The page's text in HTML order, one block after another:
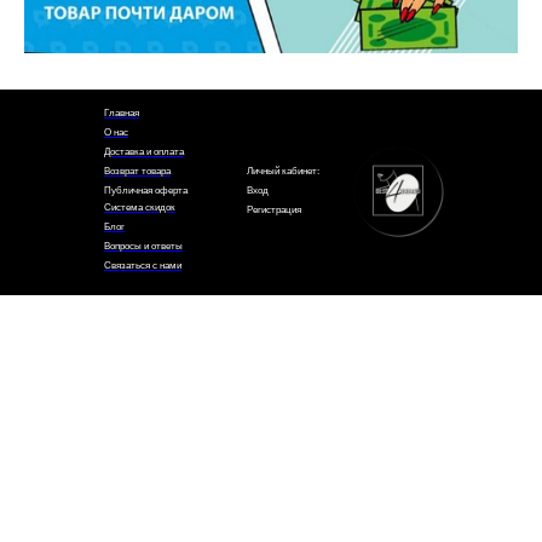
Система скидок
Блог
Вопросы и ответы
Связаться с нами
Личный кабинет:
Вход
Регистрация
Главная
О нас
Доставка и оплата
Возврат товара
Публичная оферта